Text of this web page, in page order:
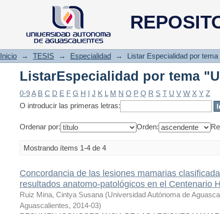
ListarEspecialidad por tema
Inicio → TESIS → Especialidad → Listar Especialidad por tema
ListarEspecialidad por tema
0-9A B C D E F G H I J K L M N O P Q R S T U V W X Y Z
O introducir las primeras letras:
Ordenar por: Orden:
Mostrando ítems 1-4 de 4
Concordancia de las lesiones mamarias
resultados anatomo-patológicos en el Centenario
Ruiz Mina, Cintya Susana (Universidad Autónoma de
Aguascalientes, 2014-03)